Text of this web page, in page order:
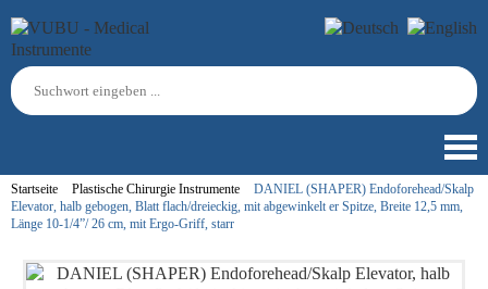
Startseite Plastische Chirurgie Instrumente
DANIEL (SHAPER) Endoforehead/Skalp
Elevator, halb gebogen, Blatt flach/dreieckig, mit abgewinkelt er Spitze, Breite 12,5 mm,
Länge 10-1/4”/ 26 cm, mit Ergo-Griff, starr